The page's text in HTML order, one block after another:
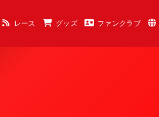
レース グッズ ファンクラブ